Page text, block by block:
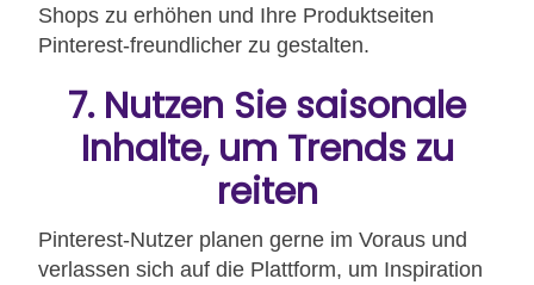
Shops zu erhöhen und Ihre Produktseiten
Pinterest-freundlicher zu gestalten.
7. Nutzen Sie saisonale
Inhalte, um Trends zu
reiten
Pinterest-Nutzer planen gerne im Voraus und
verlassen sich auf die Plattform, um Inspiration